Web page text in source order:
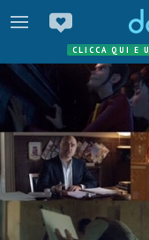
CLICCA QUI E